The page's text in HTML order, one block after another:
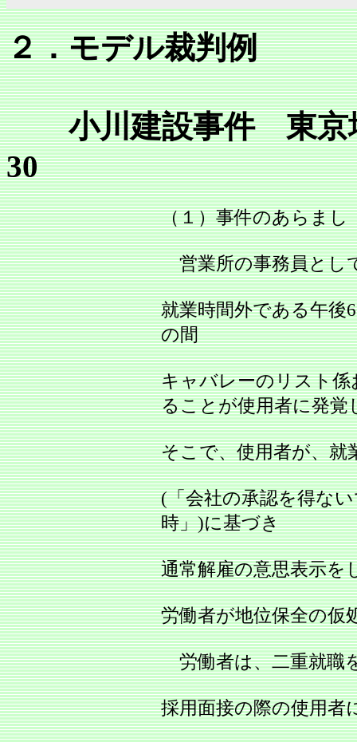
２．モデル裁判例
小川建設事件 東京地
30
（１）事件のあらまし
営業所の事務員とし
就業時間外である午後
の間
キャバレーのリスト
ることが使用者に発覚
そこで、使用者が、就
(「会社の承認を得な
時」)に基づき
通常解雇の意思表示を
労働者が地位保全の仮
労働者は、二重就職
採用面接の際の使用者